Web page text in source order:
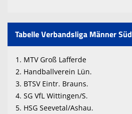
Tabelle Verbandsliga Männer Süd
1. MTV Groß Lafferde
2. Handballverein Lün.
3. BTSV Eintr. Brauns.
4. SG VfL Wittingen/S.
5. HSG Seevetal/Ashau.